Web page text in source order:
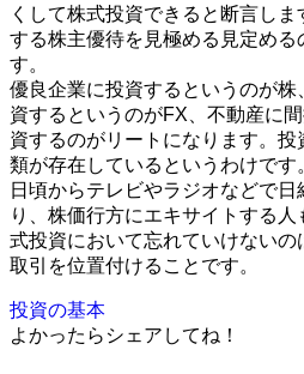
くして株式投資できると断言し
する株主優待を見極める見定める
す。
優良企業に投資するというのが
資するというのがFX、不動産に
資するのがリートになります。
類が存在しているというわけです
日頃からテレビやラジオなどで
り、株価行方にエキサイトする
式投資において忘れていけない
取引を位置付けることです。
投資の基本
よかったらシェアしてね！